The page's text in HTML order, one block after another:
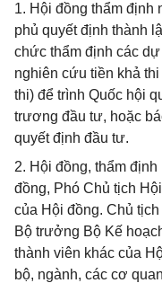
1. Hội đồng thẩm
phủ quyết định thành
chức thẩm định các
nghiên cứu tiền khả
thi) để trình Quốc hội
trương đầu tư, hoặc
quyết định đầu tư.
2. Hội đồng, thẩm
đồng, Phó Chủ tịch
của Hội đồng. Chủ
Bộ trưởng Bộ Kế
thành viên khác của
bộ, ngành, các cơ